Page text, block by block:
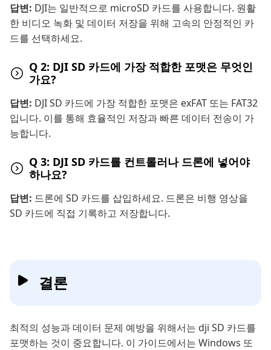
답변: DJI는 일반적으로 microSD 카드를 사용합니다. 원활
한 비디오 녹화 및 데이터 저장을 위해 고속의 안정적인 카
드를 선택하세요.
Q 2: DJI SD 카드에 가장 적합한 포맷은 무엇인
가요?
답변: DJI SD 카드에 가장 적합한 포맷은 exFAT 또는 FAT32
입니다. 이를 통해 효율적인 저장과 빠른 데이터 전송이 가
능합니다.
Q 3: DJI SD 카드를 컨트롤러나 드론에 넣어야
하나요?
답변: 드론에 SD 카드를 삽입하세요. 드론은 비행 영상을
SD 카드에 직접 기록하고 저장합니다.
결론
최적의 성능과 데이터 문제 예방을 위해서는 dji SD 카드를
포맷하는 것이 중요합니다. 이 가이드에서는 Windows 또